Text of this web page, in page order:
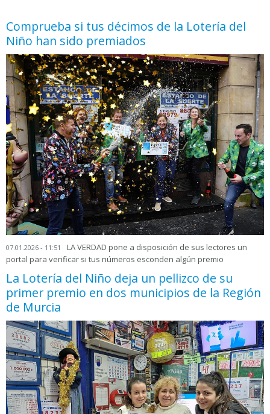
Comprueba si tus décimos de la Lotería del
Niño han sido premiados
07.01.2026 - 11:51
LA VERDAD pone a disposición de sus lectores un
portal para verificar si tus números esconden algún premio
La Lotería del Niño deja un pellizco de su
primer premio en dos municipios de la Región
de Murcia